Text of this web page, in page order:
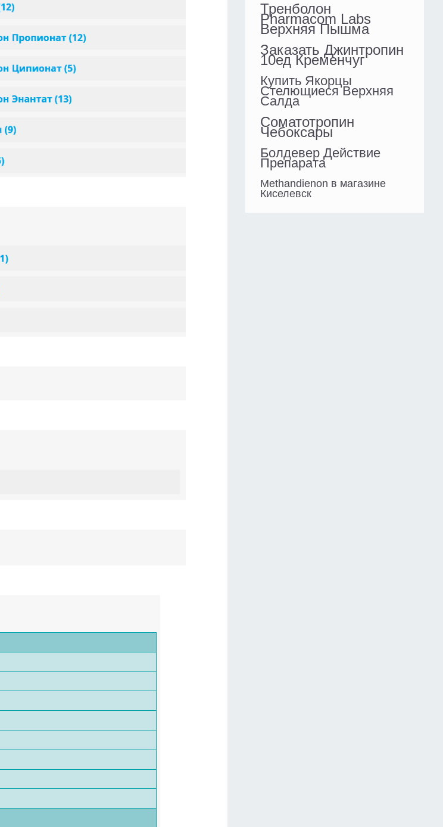
Тренболон
Pharmacom Labs
Верхняя Пышма
Заказать Джинтропин
10ед Кременчуг
Купить Якорцы
Стелющиеся Верхняя
Салда
Соматотропин
Чебоксары
Болдевер Действие
Препарата
Methandienon в магазине
Киселевск